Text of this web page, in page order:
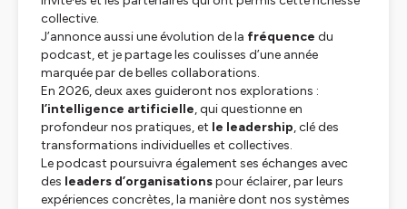
collective.
J’annonce aussi une évolution de la fréquence du
podcast, et je partage les coulisses d’une année
marquée par de belles collaborations.
En 2026, deux axes guideront nos explorations :
l’intelligence artificielle, qui questionne en
profondeur nos pratiques, et le leadership, clé des
transformations individuelles et collectives.
Le podcast poursuivra également ses échanges avec
des leaders d’organisationspour éclairer, par leurs
expériences concrètes, la manière dont nos systèmes